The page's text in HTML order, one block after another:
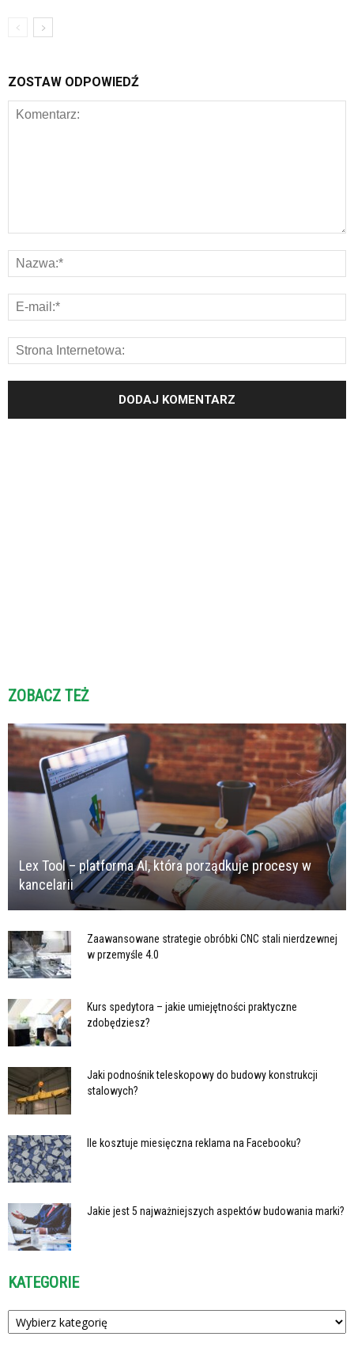
ZOSTAW ODPOWIEDŹ
ZOBACZ TEŻ
Lex Tool – platforma AI, która porządkuje procesy w
kancelarii
Zaawansowane strategie obróbki CNC stali nierdzewnej
w przemyśle 4.0
Kurs spedytora – jakie umiejętności praktyczne
zdobędziesz?
Jaki podnośnik teleskopowy do budowy konstrukcji
stalowych?
Ile kosztuje miesięczna reklama na Facebooku?
Jakie jest 5 najważniejszych aspektów budowania marki?
KATEGORIE
Kategorie